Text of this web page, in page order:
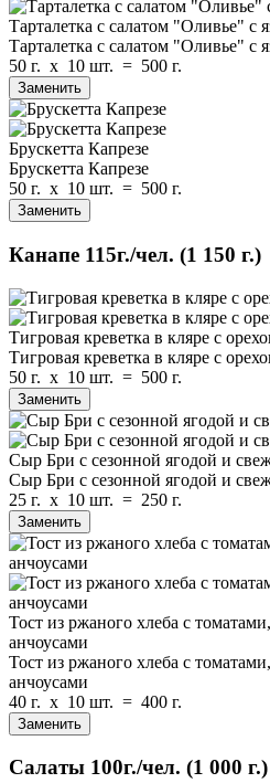
Тарталетка с салатом "Оливье" с
Тарталетка с салатом "Оливье" с
50 г. x 10 шт. = 500 г.
Заменить
Брускетта Капрезе
Брускетта Капрезе
50 г. x 10 шт. = 500 г.
Заменить
Канапе 115г./чел. (1 150 г.)
Тигровая креветка в кляре с
Тигровая креветка в кляре с
50 г. x 10 шт. = 500 г.
Заменить
Сыр Бри с сезонной ягодой и
Сыр Бри с сезонной ягодой и
25 г. x 10 шт. = 250 г.
Заменить
Тост из ржаного хлеба с
анчоусами
Тост из ржаного хлеба с
анчоусами
40 г. x 10 шт. = 400 г.
Заменить
Салаты 100г./чел. (1 000 г.)